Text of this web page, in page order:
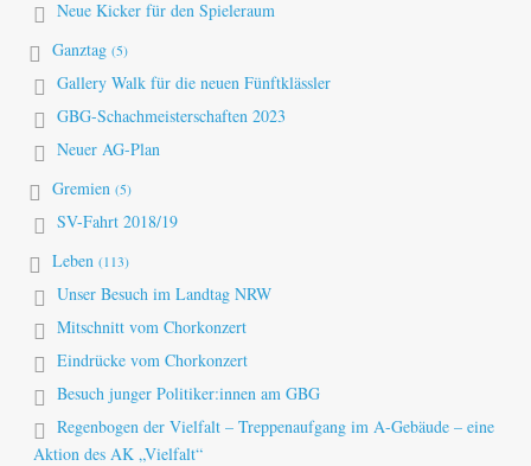
Neue Kicker für den Spieleraum
Ganztag (5)
Gallery Walk für die neuen Fünftklässler
GBG-Schachmeisterschaften 2023
Neuer AG-Plan
Gremien (5)
SV-Fahrt 2018/19
Leben (113)
Unser Besuch im Landtag NRW
Mitschnitt vom Chorkonzert
Eindrücke vom Chorkonzert
Besuch junger Politiker:innen am GBG
Regenbogen der Vielfalt – Treppenaufgang im A-Gebäude – eine
Aktion des AK „Vielfalt“